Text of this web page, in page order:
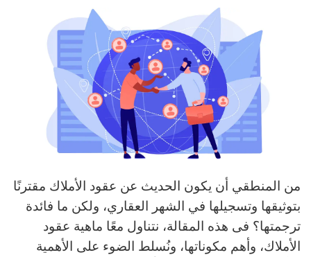
من المنطقي أن يكون الحديث عن عقود الأملاك مقترنًا
بتوثيقها وتسجيلها في الشهر العقاري، ولكن ما فائدة
ترجمتها؟ فى هذه المقالة، نتناول معًا ماهية عقود
الأملاك، وأهم مكوناتها، ونُسلط الضوء على الأهمية